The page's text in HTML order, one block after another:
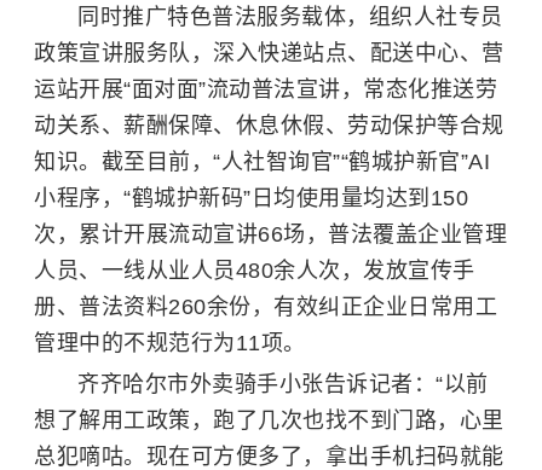
同时推广特色普法服务载体，组织人社专员
政策宣讲服务队，深入快递站点、配送中心、营
运站开展“面对面”流动普法宣讲，常态化推送劳
动关系、薪酬保障、休息休假、劳动保护等合规
知识。截至目前，“人社智询官”“鹤城护新官”AI
小程序，“鹤城护新码”日均使用量均达到150
次，累计开展流动宣讲66场，普法覆盖企业管理
人员、一线从业人员480余人次，发放宣传手
册、普法资料260余份，有效纠正企业日常用工
管理中的不规范行为11项。
齐齐哈尔市外卖骑手小张告诉记者：“以前
想了解用工政策，跑了几次也找不到门路，心里
总犯嘀咕。现在可方便多了，拿出手机扫码就能